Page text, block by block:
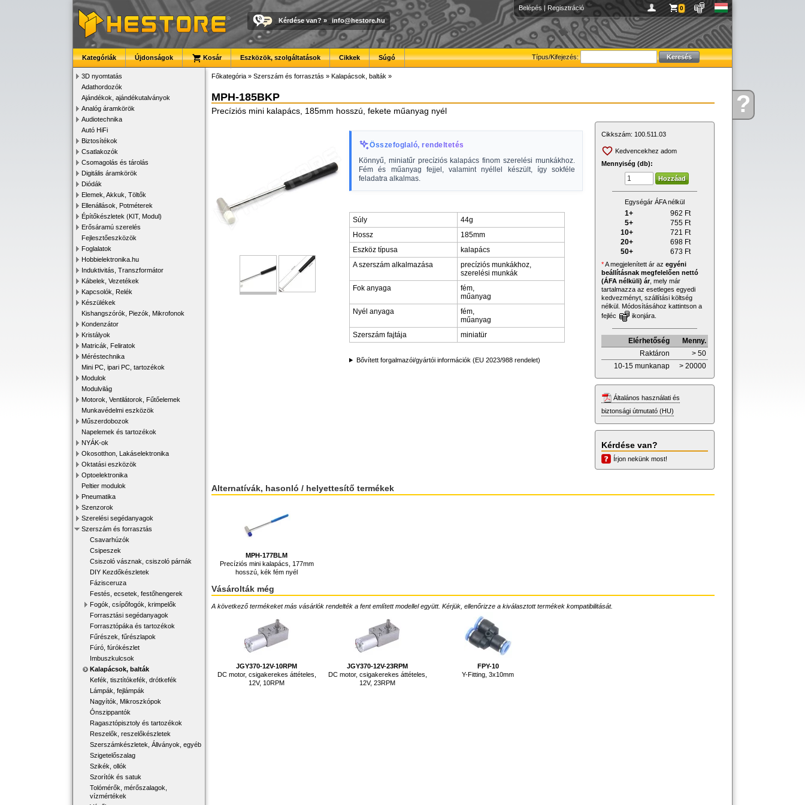
Kérdése?
Belépés | Regisztráció 0
Kérdése van? » info@hestore.hu
Típus/Kifejezés:
Kategóriák Újdonságok Kosár Eszközök, szolgáltatások Cikkek Súgó
3D nyomtatás
Adathordozók
Ajándékok, ajándékutalványok
Analóg áramkörök
Audiotechnika
Autó HiFi
Biztosítékok
Csatlakozók
Csomagolás és tárolás
Digitális áramkörök
Diódák
Elemek, Akkuk, Töltők
Ellenállások, Potméterek
Építőkészletek (KIT, Modul)
Erősáramú szerelés
Fejlesztőeszközök
Foglalatok
Hobbielektronika.hu
Induktivitás, Transzformátor
Kábelek, Vezetékek
Kapcsolók, Relék
Készülékek
Kishangszórók, Piezók, Mikrofonok
Kondenzátor
Kristályok
Matricák, Feliratok
Méréstechnika
Mini PC, ipari PC, tartozékok
Modulok
Modulvilág
Motorok, Ventilátorok, Fűtőelemek
Munkavédelmi eszközök
Műszerdobozok
Napelemek és tartozékok
NYÁK-ok
Okosotthon, Lakáselektronika
Oktatási eszközök
Optoelektronika
Peltier modulok
Pneumatika
Szenzorok
Szerelési segédanyagok
Szerszám és forrasztás
Csavarhúzók
Csipeszek
Csiszoló vásznak, csiszoló párnák
DIY Kezdőkészletek
Fázisceruza
Festés, ecsetek, festőhengerek
Fogók, csípőfogók, krimpelők
Forrasztási segédanyagok
Forrasztópáka és tartozékok
Fűrészek, fűrészlapok
Fúró, fúrókészlet
Imbuszkulcsok
Kalapácsok, balták
Kefék, tisztítókefék, drótkefék
Lámpák, fejlámpák
Nagyítók, Mikroszkópok
Ónszippantók
Ragasztópisztoly és tartozékok
Reszelők, reszelőkészletek
Szerszámkészletek, Állványok, egyéb
Szigetelőszalag
Szikék, ollók
Szorítók és satuk
Tolómérők, mérőszalagok,
vízmértékek
Főkategória » Szerszám és forrasztás » Kalapácsok, balták »
MPH-185BKP
Precíziós mini kalapács, 185mm hosszú, fekete műanyag nyél
Összefoglaló, rendeltetés
Könnyű, miniatűr precíziós kalapács finom szerelési munkákhoz.
Fém és műanyag fejjel, valamint nyéllel készült, így sokféle
feladatra alkalmas.
Súly
44g
Hossz
185mm
Eszköz típusa
kalapács
A szerszám alkalmazása
precíziós munkákhoz,
szerelési munkák
Fok anyaga
fém,
műanyag
Nyél anyaga
fém,
műanyag
Szerszám fajtája
miniatür
Bővített forgalmazói/gyártói információk (EU 2023/988 rendelet)
Cikkszám: 100.511.03
Kedvencekhez adom
Mennyiség (db):
Egységár ÁFA nélkül
1+ 962 Ft
5+
755 Ft
10+
721 Ft
20+
698 Ft
50+
673 Ft
*A megjelenített ár az egyéni
beállításnak megfelelően nettó
(ÁFA nélküli) ár, mely már
tartalmazza az esetleges egyedi
kedvezményt, szállítási költség
nélkül. Módosításához kattintson a
fejléc
ikonjára.
Elérhetőség
Menny.
Raktáron
> 50
10-15 munkanap
> 20000
Általános használati és
biztonsági útmutató (HU)
Kérdése van?
Írjon nekünk most!
Alternatívák, hasonló / helyettesítő termékek
MPH-177BLM
Precíziós mini kalapács, 177mm
hosszú, kék fém nyél
Vásárolták még
A következő termékeket más vásárlók rendelték a fent említett modellel együtt. Kérjük, ellenőrizze a kiválasztott termékek kompatibilitását.
JGY370-12V-10RPM
DC motor, csigakerekes áttételes,
12V, 10RPM
JGY370-12V-23RPM
DC motor, csigakerekes áttételes,
12V, 23RPM
FPY-10
Y-Fitting, 3x10mm